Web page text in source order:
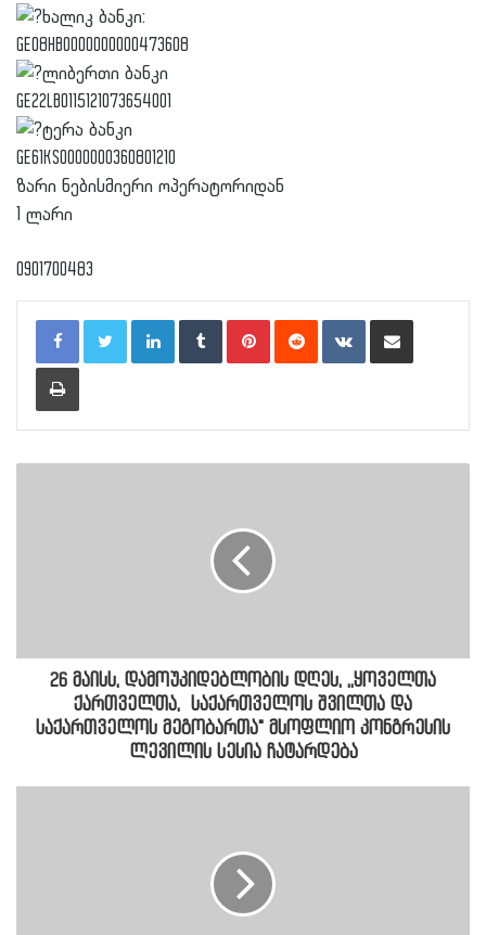
ხალიკ ბანკი:
GE08HB0000000000473608
ლიბერთი ბანკი
GE22LB0115121073654001
ტერა ბანკი
GE61KS0000000360801210
ზარი ნებისმიერი ოპერატორიდან
1 ლარი
0901700483
LinkedInTumblr PinterestReddit VKontakteShare via Email
Print
26 მაისს, დამოუკიდებლობის დღეს, ,,ყოველთა
ქართველთა, საქართველოს შვილთა და
საქართველოს მეგობართა" მსოფლიო კონგრესის
ლევილის სესია ჩატარდება